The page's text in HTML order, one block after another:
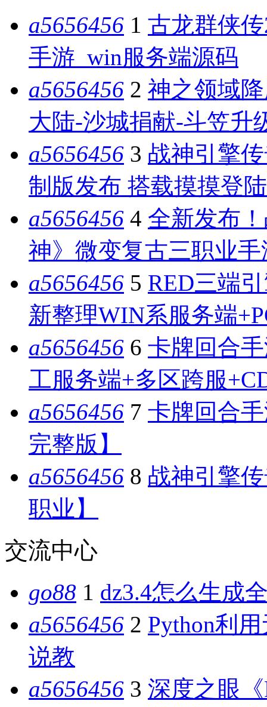
a5656456 1 古龙群侠
手游_win服务端源码
a5656456 2 神之领域
大陆-沙城捐献-斗笠升
a5656456 3 战神引擎
制版发布 搭载摸摸登
a5656456 4 全新发布
神》微变复古三职业
a5656456 5 RED三端
新整理WIN系服务端
a5656456 6 卡牌回合
工服务端+多区跨服
a5656456 7 卡牌回合
完整版】
a5656456 8 战神引擎
职业】
交流中心
go88 1 dz3.4怎么生成
a5656456 2 Python利
说教
a5656456 3 深度之眼